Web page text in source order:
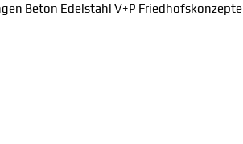
Beton Edelstahl V+P Friedhofskonzepte